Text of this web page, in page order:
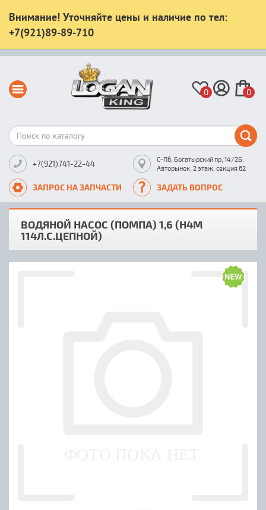
Внимание! Уточняйте цены и наличие по тел:
+7(921)89-89-710
0 0
+7(921)741-22-44
С-Пб, Богатырский пр, 14/2Б,
Авторынок, 2 этаж, секция 62
ЗАПРОС НА ЗАПЧАСТИ ЗАДАТЬ ВОПРОС
ВОДЯНОЙ НАСОС (ПОМПА) 1,6 (H4M
114Л.С.ЦЕПНОЙ)